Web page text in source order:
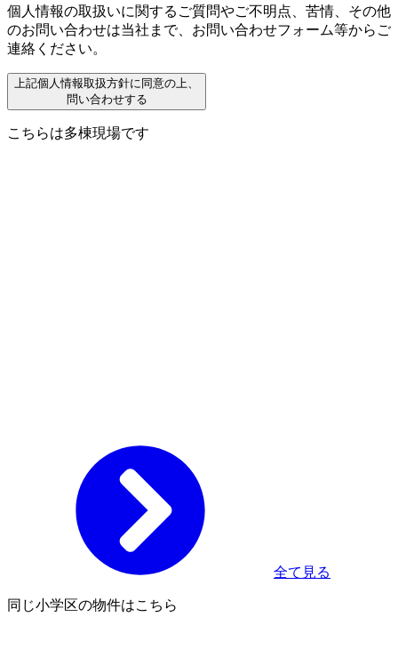
個人情報の取扱いに関するご質問やご不明点、苦情、その他
のお問い合わせは当社まで、お問い合わせフォーム等からご
連絡ください。
上記個人情報取扱方針に同意の上、
問い合わせする
こちらは多棟現場です
全て見る
同じ小学区の物件はこちら